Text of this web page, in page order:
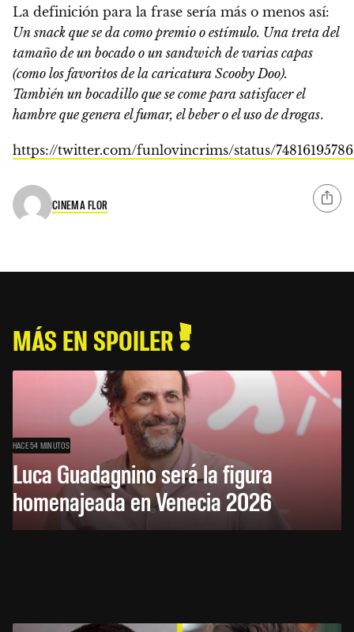
La definición para la frase sería más o menos así:
Un snack que se da como premio o estímulo. Una treta del
tamaño de un bocado o un sandwich de varias capas
(como los favoritos de la caricatura Scooby Doo).
También un bocadillo que se come para satisfacer el
hambre que genera el fumar, el beber o el uso de drogas.
https://twitter.com/funlovincrims/status/
CINEMA FLOR
MÁS EN SPOILER
HACE 54 MINUTOS
Luca Guadagnino será la figura
homenajeada en Venecia 2026